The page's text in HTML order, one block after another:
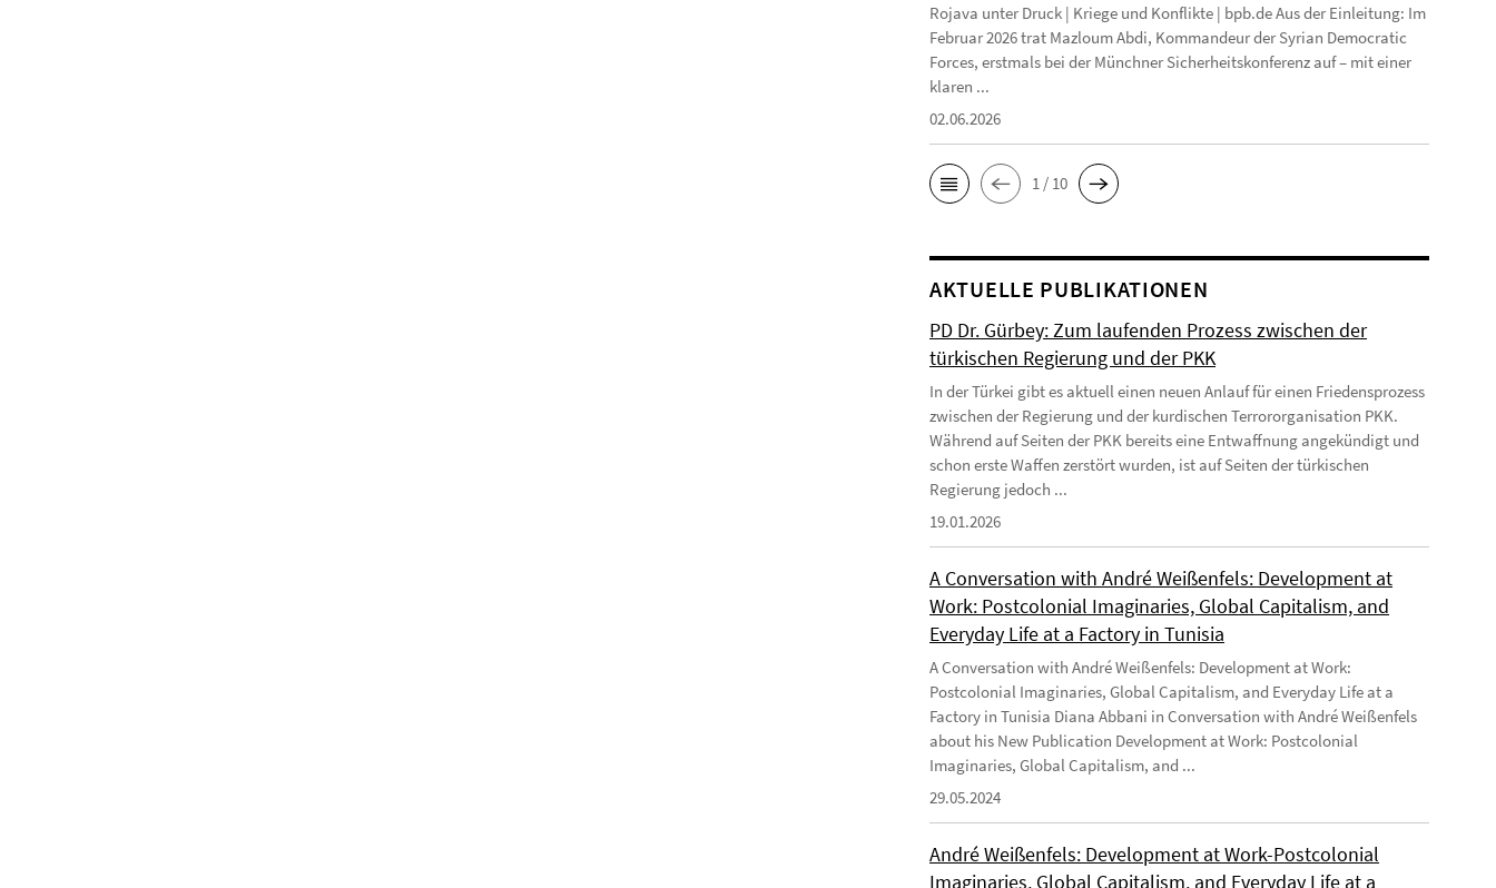
Rojava unter Druck | Kriege und Konflikte | bpb.de Aus der Einleitung: Im
Februar 2026 trat Mazloum Abdi, Kommandeur der Syrian Democratic
Forces, erstmals bei der Münchner Sicherheitskonferenz auf – mit einer
klaren ...
02.06.2026
1 / 10
AKTUELLE PUBLIKATIONEN
PD Dr. Gürbey: Zum laufenden Prozess zwischen der
türkischen Regierung und der PKK
In der Türkei gibt es aktuell einen neuen Anlauf für einen Friedensprozess
zwischen der Regierung und der kurdischen Terrororganisation PKK.
Während auf Seiten der PKK bereits eine Entwaffnung angekündigt und
schon erste Waffen zerstört wurden, ist auf Seiten der türkischen
Regierung jedoch ...
19.01.2026
A Conversation with André Weißenfels: Development at
Work: Postcolonial Imaginaries, Global Capitalism, and
Everyday Life at a Factory in Tunisia
A Conversation with André Weißenfels: Development at Work:
Postcolonial Imaginaries, Global Capitalism, and Everyday Life at a
Factory in Tunisia Diana Abbani in Conversation with André Weißenfels
about his New Publication Development at Work: Postcolonial
Imaginaries, Global Capitalism, and ...
29.05.2024
André Weißenfels: Development at Work-Postcolonial
Imaginaries, Global Capitalism, and Everyday Life at a